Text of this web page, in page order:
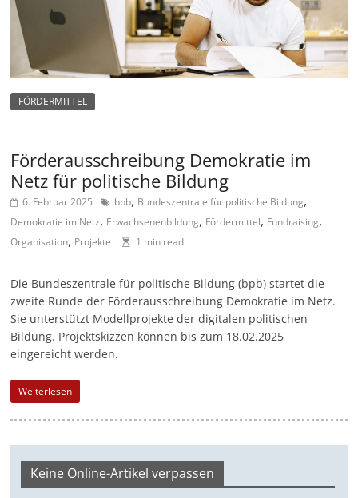
|
e
n
|
V
e
e
i
n
e
t
FÖRDERMITTEL
Förderausschreibung Demokratie im
Netz für politische Bildung
6. Februar 2025 bpb, Bundeszentrale für politische Bildung,
Demokratie im Netz, Erwachsenenbildung, Fördermittel, Fundraising,
Organisation, Projekte 1 min read
Die Bundeszentrale für politische Bildung (bpb) startet die
zweite Runde der Förderausschreibung Demokratie im Netz.
Sie unterstützt Modellprojekte der digitalen politischen
Bildung. Projektskizzen können bis zum 18.02.2025
eingereicht werden.
Weiterlesen
Keine Online-Artikel verpassen